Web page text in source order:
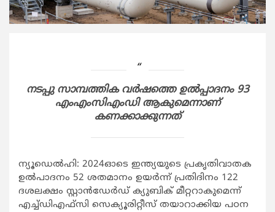
നടപ്പു സാമ്പത്തിക വര്‍ഷത്തെ ഉല്‍പ്പാദനം 93
എംഎംസിഎംഡി ആകുമെന്നാണ്
കണക്കാക്കുന്നത്
ന്യൂഡെല്‍ഹി: 2024ഓടെ ഇന്ത്യയുടെ പ്രകൃതിവാതക
ഉല്‍പാദനം 52 ശതമാനം ഉയര്‍ന്ന് പ്രതിദിനം 122
ദശലക്ഷം സ്റ്റാന്‍ഡേര്‍ഡ് ക്യുബിക് മീറ്ററാകുമെന്ന്
എച്ച്ഡിഎഫ്സി സെക്യൂരിറ്റീസ് തയാറാക്കിയ പഠന